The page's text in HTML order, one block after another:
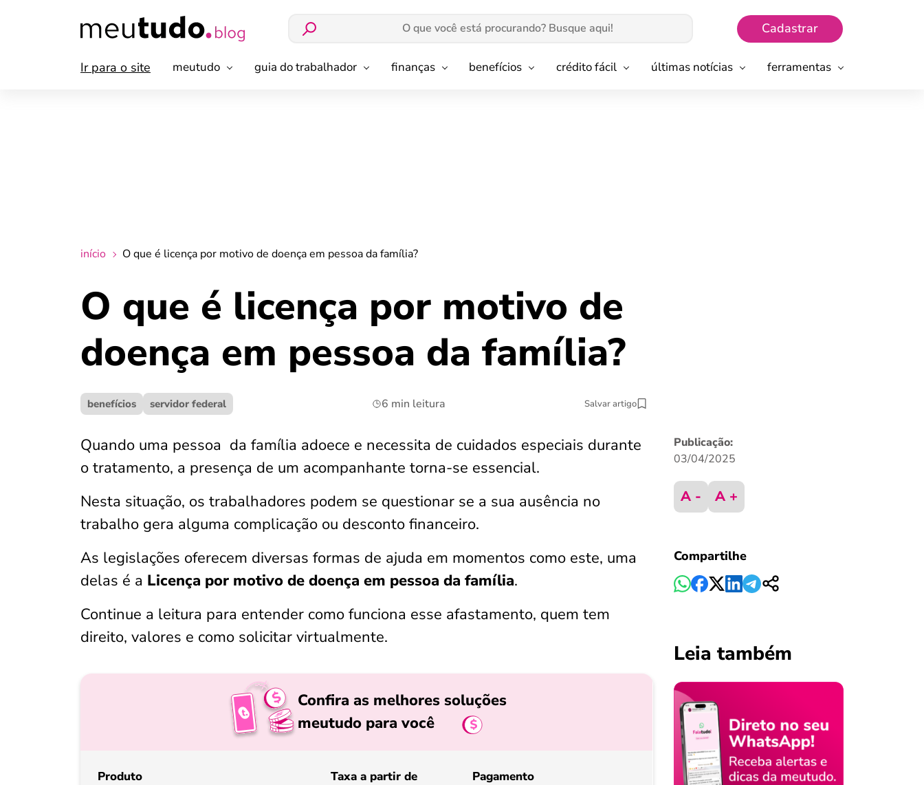
Cadastrar
Ir para o site meutudo guia do trabalhador finanças benefícios crédito fácil últimas notícias ferramentas
início O que é licença por motivo de doença em pessoa da família?
O que é licença por motivo de
doença em pessoa da família?
benefícios servidor federal 6 min leitura Salvar artigo
Quando uma pessoa da família adoece e necessita de cuidados especiais durante
o tratamento, a presença de um acompanhante torna-se essencial.
Nesta situação, os trabalhadores podem se questionar se a sua ausência no
trabalho gera alguma complicação ou desconto financeiro.
As legislações oferecem diversas formas de ajuda em momentos como este, uma
delas é a Licença por motivo de doença em pessoa da família.
Continue a leitura para entender como funciona esse afastamento, quem tem
direito, valores e como solicitar virtualmente.
Confira as melhores soluções
meutudo para você
Produto Taxa a partir de Pagamento
Publicação:
03/04/2025
A - A +
Compartilhe
Leia também